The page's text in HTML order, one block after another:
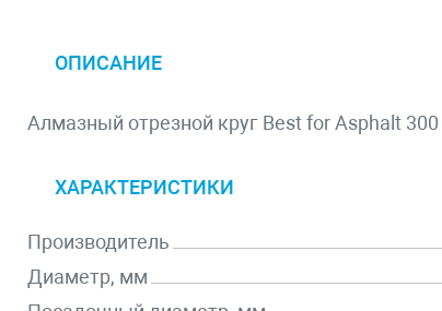
ОПИСАНИЕ
Алмазный отрезной круг Best for Asphalt 300
ХАРАКТЕРИСТИКИ
Производитель
Диаметр, мм